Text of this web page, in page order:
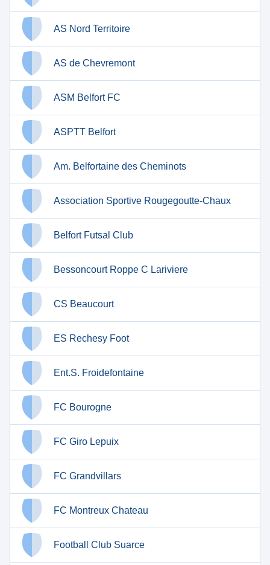
AS Nord Territoire
AS de Chevremont
ASM Belfort FC
ASPTT Belfort
Am. Belfortaine des Cheminots
Association Sportive Rougegoutte-Chaux
Belfort Futsal Club
Bessoncourt Roppe C Lariviere
CS Beaucourt
ES Rechesy Foot
Ent.S. Froidefontaine
FC Bourogne
FC Giro Lepuix
FC Grandvillars
FC Montreux Chateau
Football Club Suarce